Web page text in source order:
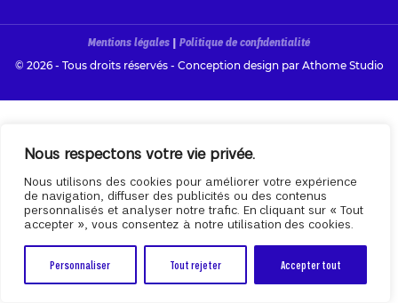
Nous respectons votre vie privée.
Nous utilisons des cookies pour améliorer votre expérience
de navigation, diffuser des publicités ou des contenus
personnalisés et analyser notre trafic. En cliquant sur « Tout
accepter », vous consentez à notre utilisation des cookies.
Personnaliser Tout rejeter Accepter tout
Mentions légales | Politique de confidentialité
© 2026 - Tous droits réservés - Conception design par Athome Studio